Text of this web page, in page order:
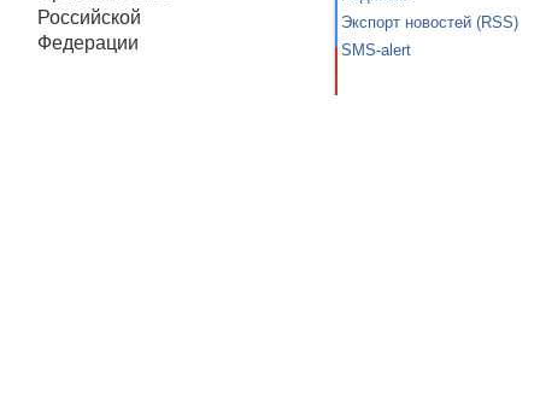
Российской
Федерации
Экспорт новостей (RSS)
SMS-alert